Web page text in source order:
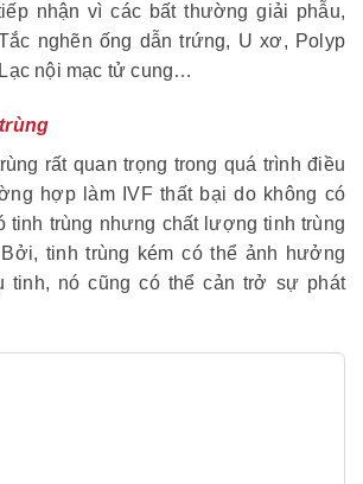
nhận vì các bất thường giải phẫu,
nghẽn ống dẫn trứng, U xơ, Polyp
nội mạc tử cung…
rất quan trọng trong quá trình điều
hợp làm IVF thất bại do không có
tinh trùng nhưng chất lượng tinh trùng
tinh trùng kém có thể ảnh hưởng
tinh, nó cũng có thể cản trở sự phát